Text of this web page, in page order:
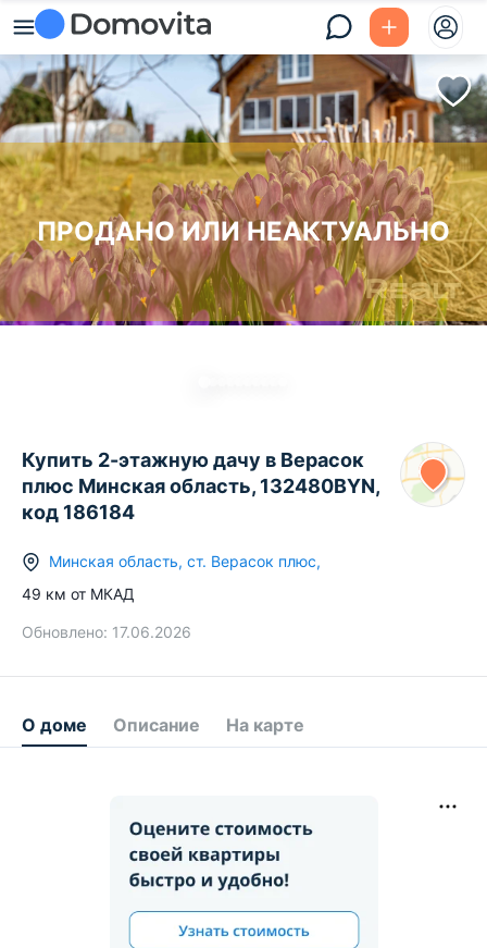
ПРОДАНО ИЛИ НЕАКТУАЛЬНО
Купить 2-этажную дачу в Верасок
плюс Минская область, 132480BYN,
код 186184
Минская область, ст. Верасок плюс,
49 км от МКАД
Обновлено: 17.06.2026
О доме Описание На карте